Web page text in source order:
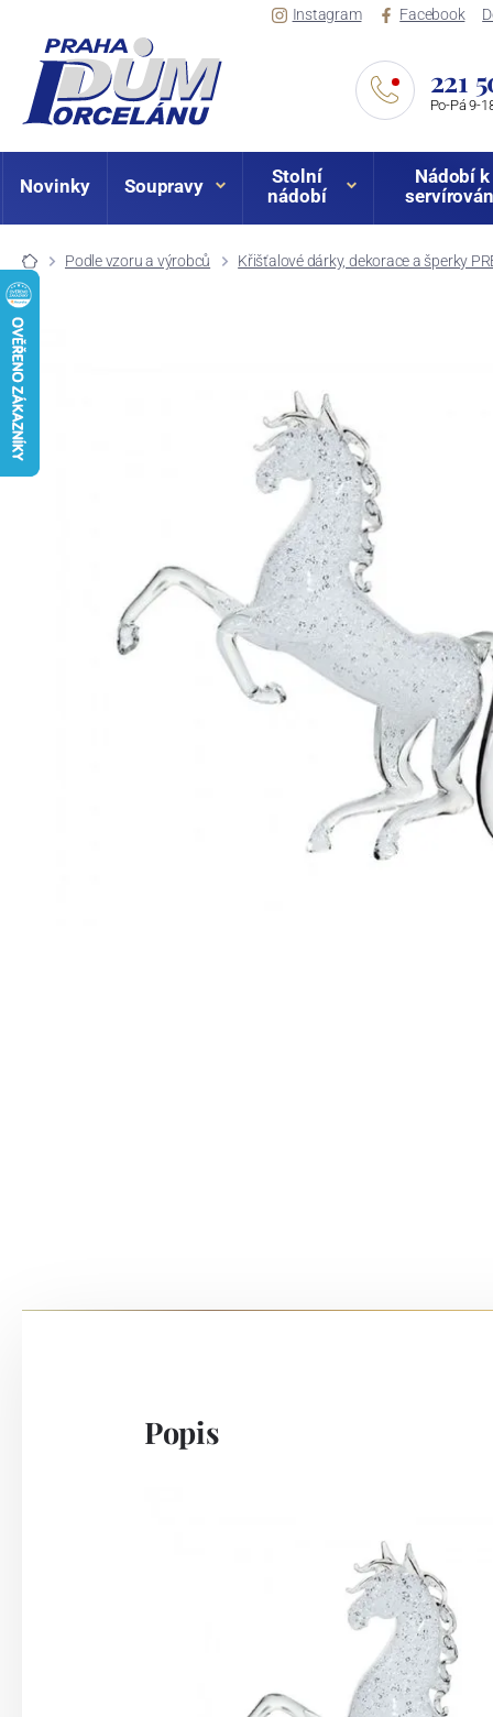
Instagram Facebook
221
Po-Pá 9-
Novinky Soupravy
Stolní
nádobí
Nádobí k
Podle vzoru a výrobců Křišťalové dárky, dekorace a šperky
Popis